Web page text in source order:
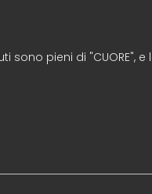
pieni di "CUORE", e